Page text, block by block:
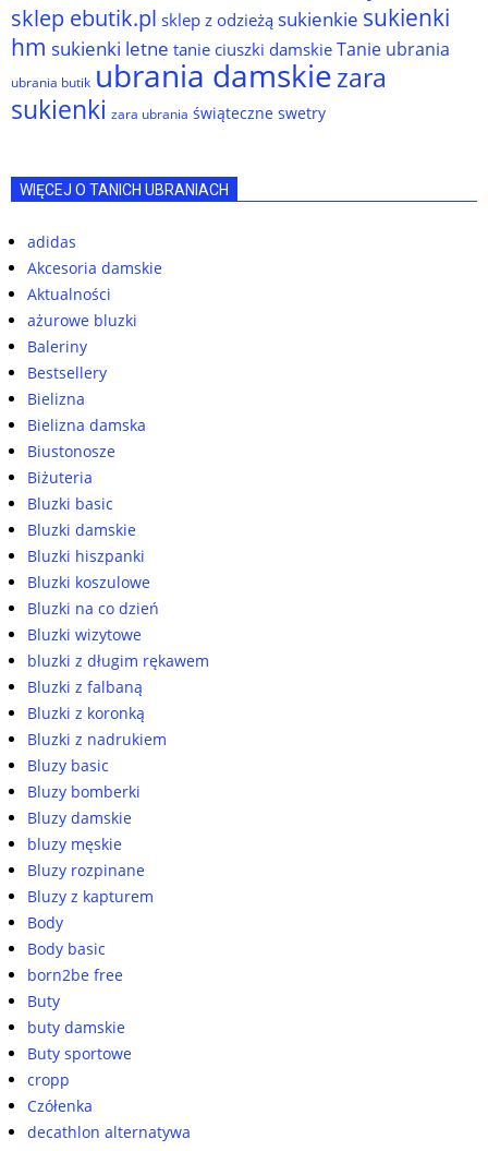
sklep ebutik.pl sklep z odzieżą sukienkie sukienki
hm sukienki letne tanie ciuszki damskie Tanie ubrania
ubrania butik ubrania damskiezara
sukienki zara ubrania świąteczne swetry
WIĘCEJ O TANICH UBRANIACH
adidas
Akcesoria damskie
Aktualności
ażurowe bluzki
Baleriny
Bestsellery
Bielizna
Bielizna damska
Biustonosze
Biżuteria
Bluzki basic
Bluzki damskie
Bluzki hiszpanki
Bluzki koszulowe
Bluzki na co dzień
Bluzki wizytowe
bluzki z długim rękawem
Bluzki z falbaną
Bluzki z koronką
Bluzki z nadrukiem
Bluzy basic
Bluzy bomberki
Bluzy damskie
bluzy męskie
Bluzy rozpinane
Bluzy z kapturem
Body
Body basic
born2be free
Buty
buty damskie
Buty sportowe
cropp
Czółenka
decathlon alternatywa